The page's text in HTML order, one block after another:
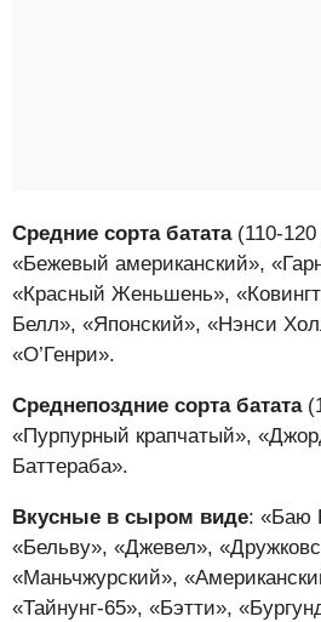
Средние сорта батата(110-120
«Бежевый американский»,
«Красный Женьшень»,
Белл», «Японский», «Нэнси
«О’Генри».
Среднепоздние сорта батата
«Пурпурный крапчатый»,
Баттераба».
Вкусные в сыром виде: «Баю
«Бельву», «Джевел»,
«Маньчжурский»,
«Тайнунг-65», «Бэтти»,